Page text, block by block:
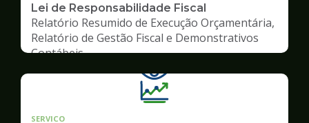
Lei de Responsabilidade Fiscal
Relatório Resumido de Execução Orçamentária,
Relatório de Gestão Fiscal e Demonstrativos
Contábeis
SERVICO